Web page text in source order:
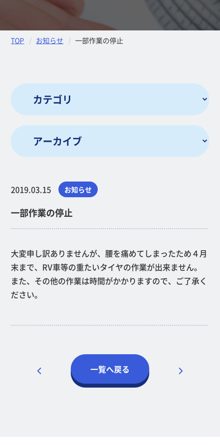
TOP お知らせ 一部作業の停止
2019.03.15 お知らせ
一部作業の停止
大変申し訳ありませんが、腰を痛めてしまったため４月
末まで、RV車等の重たいタイヤの作業が出来ません。
また、その他の作業は時間がかかりますので、ご了承く
ださい。
一覧へ戻る